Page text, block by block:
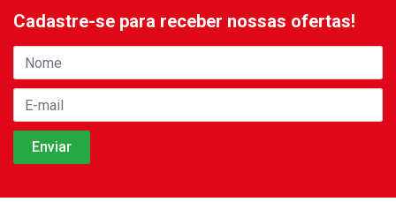
Cadastre-se para receber nossas ofertas!